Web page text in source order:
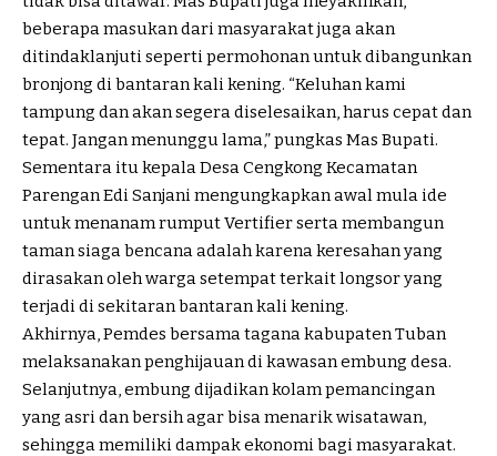
beberapa masukan dari masyarakat juga akan
ditindaklanjuti seperti permohonan untuk dibangunkan
bronjong di bantaran kali kening. “Keluhan kami
tampung dan akan segera diselesaikan, harus cepat dan
tepat. Jangan menunggu lama,” pungkas Mas Bupati.
Sementara itu kepala Desa Cengkong Kecamatan
Parengan Edi Sanjani mengungkapkan awal mula ide
untuk menanam rumput Vertifier serta membangun
taman siaga bencana adalah karena keresahan yang
dirasakan oleh warga setempat terkait longsor yang
terjadi di sekitaran bantaran kali kening.
Akhirnya, Pemdes bersama tagana kabupaten Tuban
melaksanakan penghijauan di kawasan embung desa.
Selanjutnya, embung dijadikan kolam pemancingan
yang asri dan bersih agar bisa menarik wisatawan,
sehingga memiliki dampak ekonomi bagi masyarakat.